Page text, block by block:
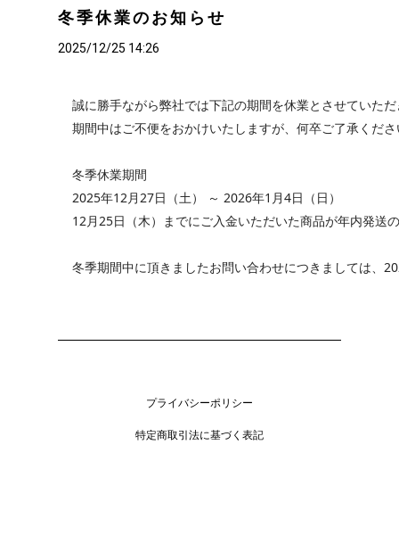
冬季休業のお知らせ
2025/12/25 14:26
誠に勝手ながら弊社では下記の期間を休業とさせていた
期間中はご不便をおかけいたしますが、何卒ご了承くだ
冬季休業期間
2025年12 月 27日（土） ～ 2026年1 月4日（日）
12 月 25日（木）までにご入金いただいた商品が年内発送
冬季期間中に頂きましたお問い合わせにつきましては、
プライバシーポリシー
特定商取引法に基づく表記